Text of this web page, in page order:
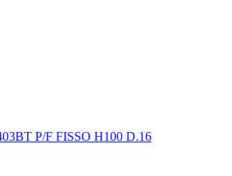
P/F FISSO H100 D.16